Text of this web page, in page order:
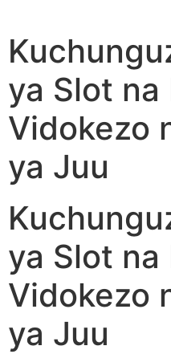
ya Slot
Vidokezo
ya Juu
ya Slot
Vidokezo
ya Juu